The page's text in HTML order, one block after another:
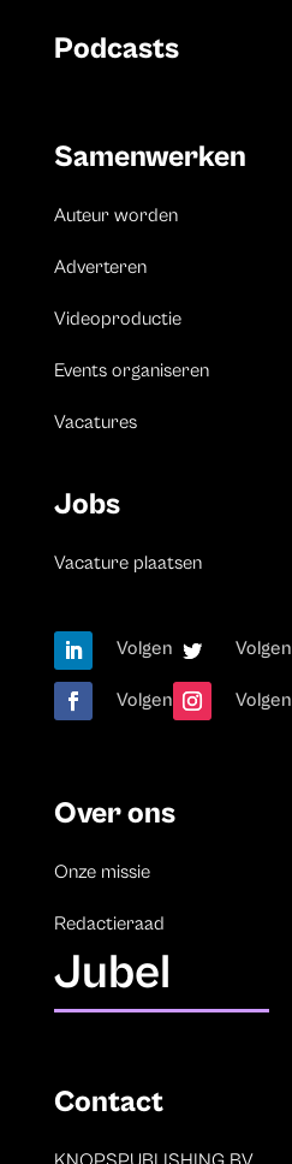
Podcasts
Samenwerken
Auteur worden
Adverteren
Videoproductie
Events organiseren
Vacatures
Jobs
Vacature plaatsen
Volgen Volgen
Volgen Volgen
Over ons
Onze missie
Redactieraad
Jubel
Contact